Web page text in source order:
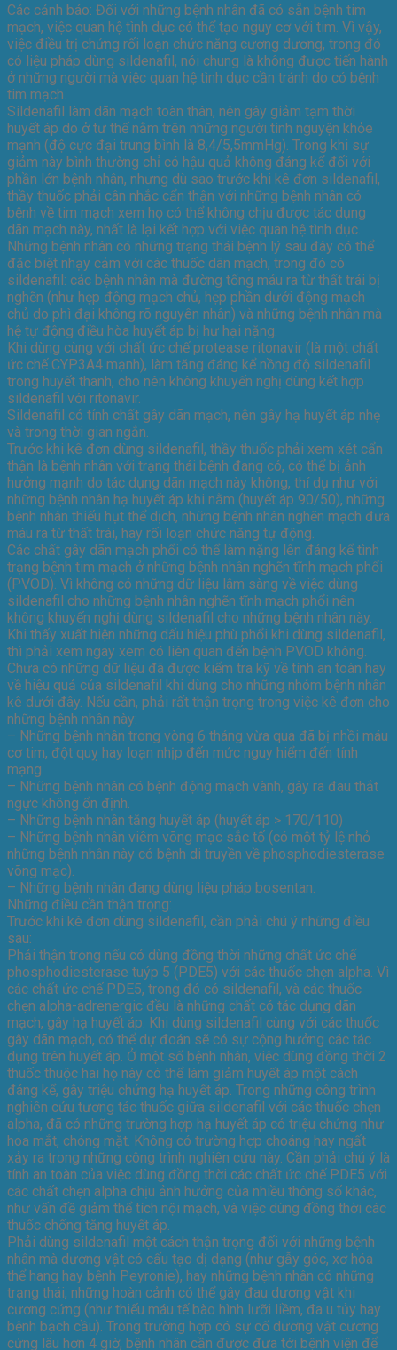
Các cảnh báo: Đối với những bệnh nhân đã có sẵn bệnh tim
mạch, việc quan hệ tình dục có thể tạo nguy cơ với tim. Vì vậy,
việc điều trị chứng rối loạn chức năng cương dương, trong đó
có liệu pháp dùng sildenafil, nói chung là không được tiến hành
ở những người mà việc quan hệ tình dục cần tránh do có bệnh
tim mạch.
Sildenafil làm dãn mạch toàn thân, nên gây giảm tạm thời
huyết áp do ở tư thế nằm trên những người tình nguyện khỏe
mạnh (độ cực đại trung bình là 8,4/5,5mmHg). Trong khi sự
giảm này bình thường chỉ có hậu quả không đáng kể đối với
phần lớn bệnh nhân, nhưng dù sao trước khi kê đơn sildenafil,
thầy thuốc phải cân nhắc cẩn thận với những bệnh nhân có
bệnh về tim mạch xem họ có thể không chịu được tác dụng
dãn mạch này, nhất là lại kết hợp với việc quan hệ tình dục.
Những bệnh nhân có những trạng thái bệnh lý sau đây có thể
đặc biệt nhạy cảm với các thuốc dãn mạch, trong đó có
sildenafil: các bệnh nhân mà đường tống máu ra từ thất trái bị
nghẽn (như hẹp động mạch chủ, hẹp phần dưới động mạch
chủ do phì đại không rõ nguyên nhân) và những bệnh nhân mà
hệ tự động điều hòa huyết áp bị hư hại nặng.
Khi dùng cùng với chất ức chế protease ritonavir (là một chất
ức chế CYP3A4 mạnh), làm tăng đáng kể nồng độ sildenafil
trong huyết thanh, cho nên không khuyến nghị dùng kết hợp
sildenafil với ritonavir.
Sildenafil có tính chất gây dãn mạch, nên gây hạ huyết áp nhẹ
và trong thời gian ngắn.
Trước khi kê đơn dùng sildenafil, thầy thuốc phải xem xét cẩn
thận là bệnh nhân với trạng thái bệnh đang có, có thể bị ảnh
hưởng mạnh do tác dụng dãn mạch này không, thí dụ như với
những bệnh nhân hạ huyết áp khi nằm (huyết áp 90/50), những
bệnh nhân thiếu hụt thể dịch, những bệnh nhân nghẽn mạch đưa
máu ra từ thất trái, hay rối loạn chức năng tự động.
Các chất gây dãn mạch phổi có thể làm nặng lên đáng kể tình
trạng bệnh tim mạch ở những bệnh nhân nghẽn tĩnh mạch phổi
(PVOD). Vì không có những dữ liệu lâm sàng về việc dùng
sildenafil cho những bệnh nhân nghẽn tĩnh mạch phổi nên
không khuyến nghị dùng sildenafil cho những bệnh nhân này.
Khi thấy xuất hiện những dấu hiệu phù phổi khi dùng sildenafil,
thì phải xem ngay xem có liên quan đến bệnh PVOD không.
Chưa có những dữ liệu đã được kiểm tra kỹ về tính an toàn hay
về hiệu quả của sildenafil khi dùng cho những nhóm bệnh nhân
kê dưới đây. Nếu cần, phải rất thận trọng trong việc kê đơn cho
những bệnh nhân này:
– Những bệnh nhân trong vòng 6 tháng vừa qua đã bị nhồi máu
cơ tim, đột quỵ hay loạn nhịp đến mức nguy hiểm đến tính
mạng.
– Những bệnh nhân có bệnh động mạch vành, gây ra đau thắt
ngực không ổn định.
– Những bệnh nhân tăng huyết áp (huyết áp > 170/110)
– Những bệnh nhân viêm võng mạc sắc tố (có một tỷ lệ nhỏ
những bệnh nhân này có bệnh di truyền về phosphodiesterase
võng mạc).
– Những bệnh nhân đang dùng liệu pháp bosentan.
Những điều cần thận trọng:
Trước khi kê đơn dùng sildenafil, cần phải chú ý những điều
sau:
Phải thận trọng nếu có dùng đồng thời những chất ức chế
phosphodiesterase tuýp 5 (PDE5) với các thuốc chẹn alpha. Vì
các chất ức chế PDE5, trong đó có sildenafil, và các thuốc
chẹn alpha-adrenergic đều là những chất có tác dụng dãn
mạch, gây hạ huyết áp. Khi dùng sildenafil cùng với các thuốc
gây dãn mạch, có thể dự đoán sẽ có sự cộng hưởng các tác
dụng trên huyết áp. Ở một số bệnh nhân, việc dùng đồng thời 2
thuốc thuộc hai họ này có thể làm giảm huyết áp một cách
đáng kể, gây triệu chứng hạ huyết áp. Trong những công trình
nghiên cứu tương tác thuốc giữa sildenafil với các thuốc chẹn
alpha, đã có những trường hợp hạ huyết áp có triệu chứng như
hoa mắt, chóng mặt. Không có trường hợp choáng hay ngất
xảy ra trong những công trình nghiên cứu này. Cần phải chú ý là
tính an toàn của việc dùng đồng thời các chất ức chế PDE5 với
các chất chẹn alpha chịu ảnh hưởng của nhiều thông số khác,
như vấn đề giảm thể tích nội mạch, và việc dùng đồng thời các
thuốc chống tăng huyết áp.
Phải dùng sildenafil một cách thận trọng đối với những bệnh
nhân mà dương vật có cấu tạo dị dạng (như gẫy góc, xơ hóa
thể hang hay bệnh Peyronie), hay những bệnh nhân có những
trạng thái, những hoàn cảnh có thể gây đau dương vật khi
cương cứng (như thiếu máu tế bào hình lưỡi liềm, đa u tủy hay
bệnh bạch cầu). Trong trường hợp có sự cố dương vật cương
cứng lâu hơn 4 giờ, bệnh nhân cần được đưa tới bệnh viện để